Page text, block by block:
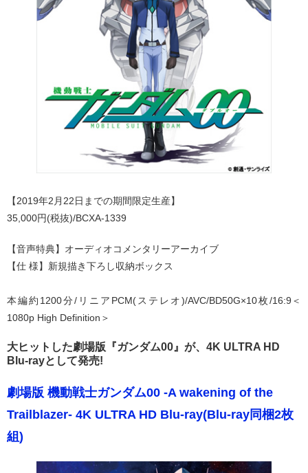
【2019年2月22日までの期間限定生産】
35,000円(税抜)/BCXA-1339
【音声特典】オーディオコメンタリーアーカイブ
【仕 様】新規描き下ろし収納ボックス
本編約1200分/リニアPCM(ステレオ)/AVC/BD50G×10枚/16:9＜
1080p High Definition＞
大ヒットした劇場版『ガンダム00』が、4K ULTRA HD
Blu-rayとして発売!
劇場版 機動戦士ガンダム00 -A wakening of the
Trailblazer- 4K ULTRA HD Blu-ray(Blu-ray同梱2枚
組)